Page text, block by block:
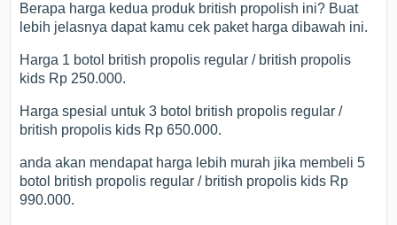
Berapa harga kedua produk british propolish ini? Buat
lebih jelasnya dapat kamu cek paket harga dibawah ini.
Harga 1 botol british propolis regular / british propolis
kids Rp 250.000.
Harga spesial untuk 3 botol british propolis regular /
british propolis kids Rp 650.000.
anda akan mendapat harga lebih murah jika membeli 5
botol british propolis regular / british propolis kids Rp
990.000.